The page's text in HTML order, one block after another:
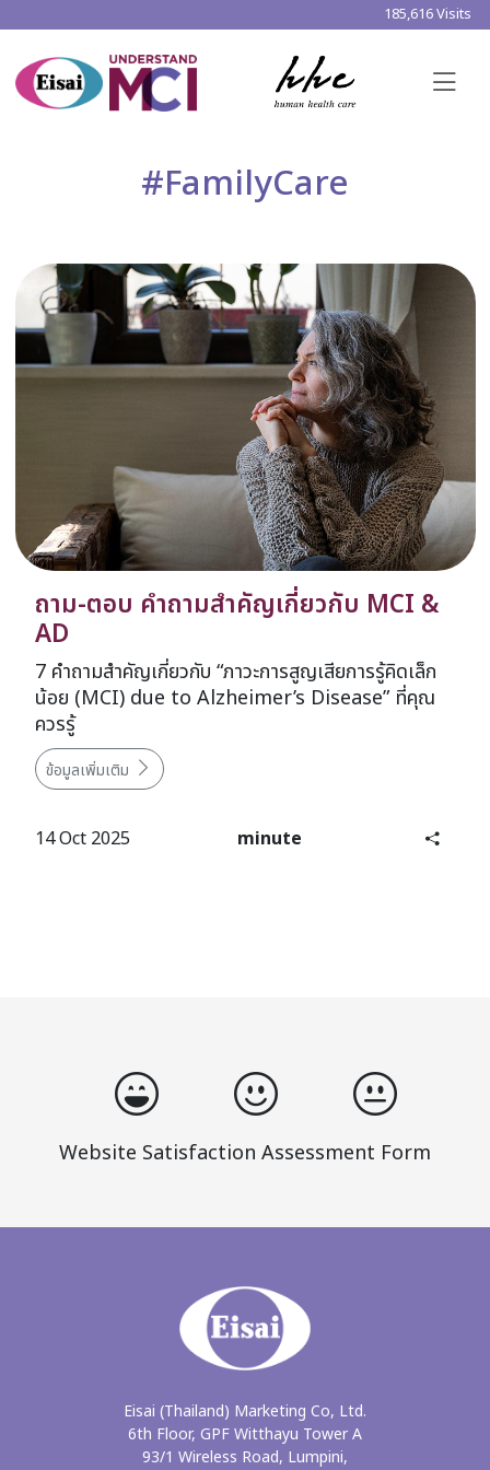
185,616 Visits
#FamilyCare
ถาม-ตอบ คำถามสำคัญเกี่ยวกับ MCI &
AD
7 คำถามสำคัญเกี่ยวกับ “ภาวะการสูญเสียการรู้คิดเล็ก
น้อย (MCI) due to Alzheimer’s Disease” ที่คุณ
ควรรู้
ข้อมูลเพิ่มเติม
14 Oct 2025 minute
Website Satisfaction Assessment Form
Eisai (Thailand) Marketing Co, Ltd.
6th Floor, GPF Witthayu Tower A
93/1 Wireless Road, Lumpini,